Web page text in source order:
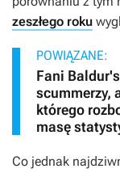
zeszłego roku
POWIĄZANE:
Fani
scummerzy,
którego
masę
Co jednak